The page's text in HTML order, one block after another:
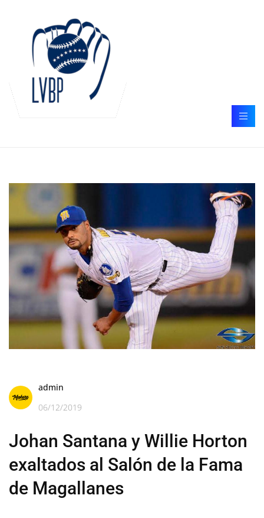
admin
06/12/2019
Johan Santana y Willie Horton
exaltados al Salón de la Fama
de Magallanes